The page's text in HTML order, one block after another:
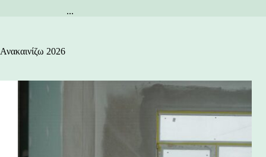
...
Ανακαινίζω 2026